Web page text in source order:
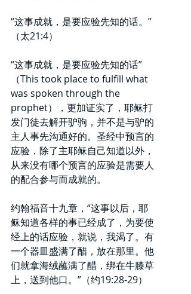
“这事成就，是要应验先知的话。”
（太21:4）
“这事成就，是要应验先知的话”
（This took place to fulfill what
was spoken through the
prophet），更加证实了，耶稣打
发门徒去解开驴驹，并不是与驴的
主人事先沟通好的。圣经中预言的
应验，除了主耶稣自己知道以外，
从来没有哪个预言的应验是需要人
的配合参与而成就的。
约翰福音十九章，“这事以后，耶
稣知道各样的事已经成了，为要使
经上的话应验，就说，我渴了。有
一个器皿盛满了醋，放在那里。他
们就拿海绒蘸满了醋，绑在牛膝草
上，送到他口。”（约19:28-29）